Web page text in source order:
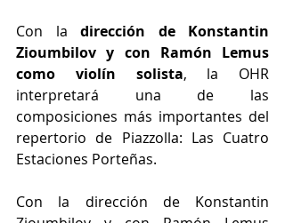
Con la dirección de Konstantin
Zioumbilov y con Ramón Lemus
como violín solista, la OHR
interpretará una de las
composiciones más importantes del
repertorio de Piazzolla: Las Cuatro
Estaciones Porteñas.
Con la dirección de Konstantin